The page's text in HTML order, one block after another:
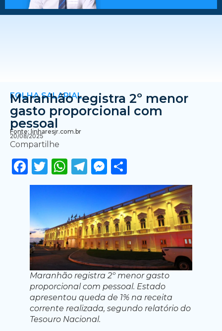
FOLHA SALARIAL
Maranhão registra 2º menor
gasto proporcional com
pessoal
Fonte: linharesjr.com.br
20/08/2025
Compartilhe
Facebook
Twitter
WhatsApp
Telegram
Messenger
Maranhão registra 2º menor gasto
proporcional com pessoal. Estado
apresentou queda de 1% na receita
corrente realizada, segundo relatório do
Tesouro Nacional.